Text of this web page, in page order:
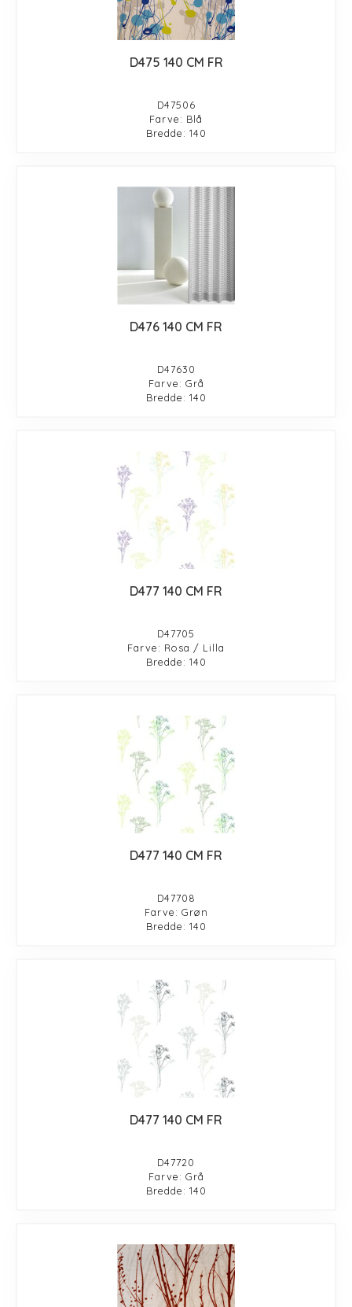
D475 140 CM FR
D47506
Farve: Blå
Bredde: 140
D476 140 CM FR
D47630
Farve: Grå
Bredde: 140
D477 140 CM FR
D47705
Farve: Rosa / Lilla
Bredde: 140
D477 140 CM FR
D47708
Farve: Grøn
Bredde: 140
D477 140 CM FR
D47720
Farve: Grå
Bredde: 140